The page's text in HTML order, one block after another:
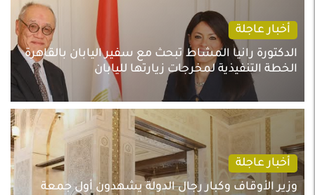
أخبار عاجلة
الدكتورة رانيا المشاط تبحث مع سفير اليابان بالقاهرة
الخطة التنفيذية لمخرجات زيارتها لليابان
أخبار عاجلة
وزير الأوقاف وكبار رجال الدولة يشهدون أول جمعة